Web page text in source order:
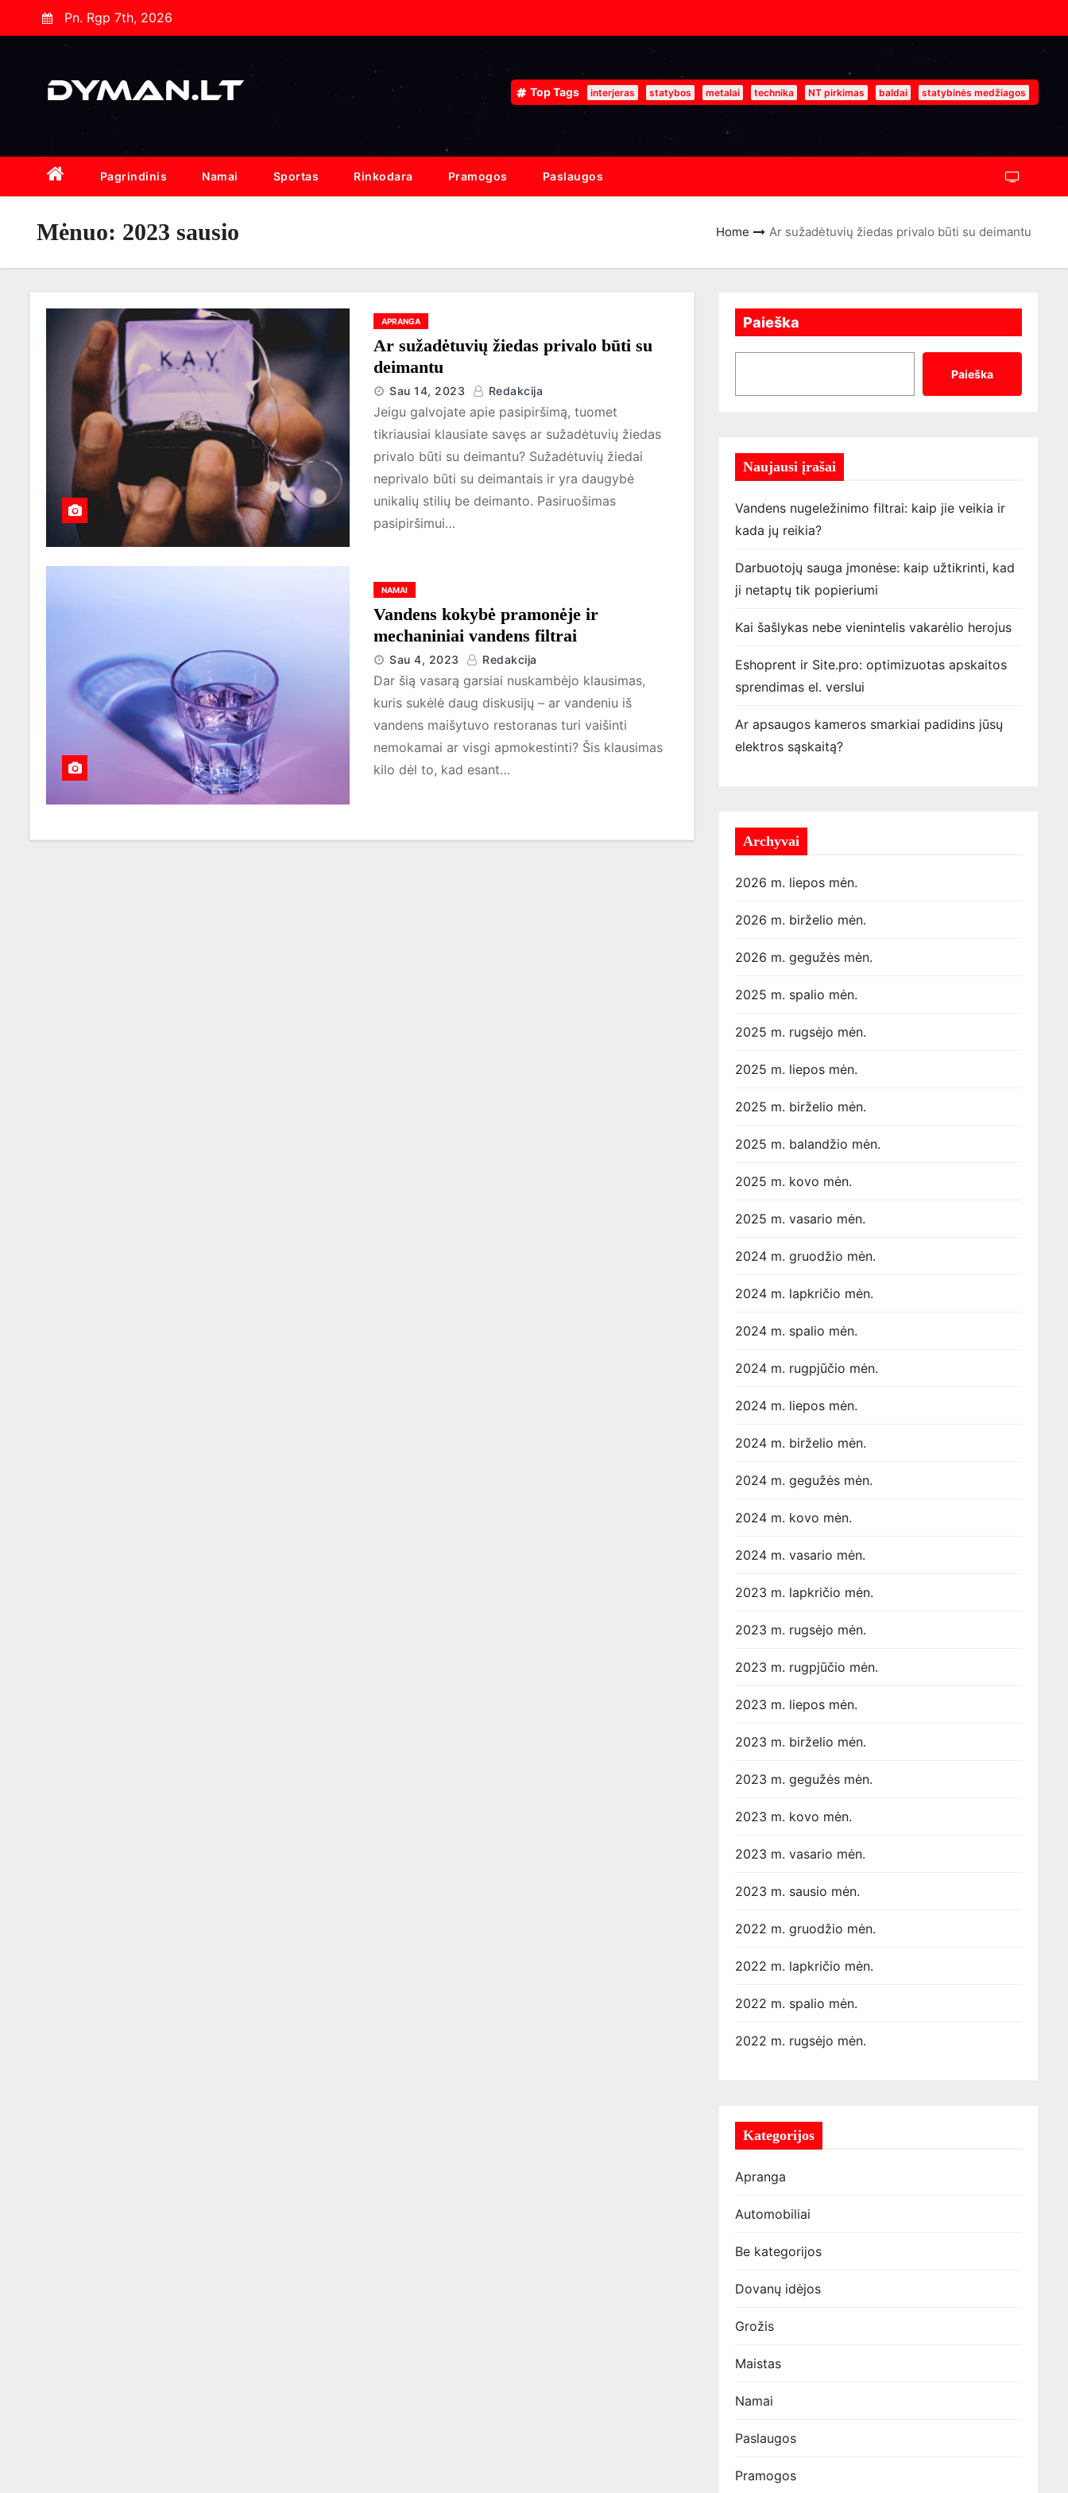
k
Pn. Rgp 7th, 2026
Top Tags interjeras statybos metalai technika NT pirkimas baldai statybinės medžiagos
Pagrindinis Namai Sportas Rinkodara Pramogos Paslaugos
Mėnuo: 2023 sausio Home Ar sužadėtuvių žiedas privalo būti su deimantu
APRANGA
Ar sužadėtuvių žiedas privalo būti su
deimantu
Sau 14, 2023 Redakcija
Jeigu galvojate apie pasipiršimą, tuomet
tikriausiai klausiate savęs ar sužadėtuvių žiedas
privalo būti su deimantu? Sužadėtuvių žiedai
neprivalo būti su deimantais ir yra daugybė
unikalių stilių be deimanto. Pasiruošimas
pasipiršimui…
NAMAI
Vandens kokybė pramonėje ir
mechaniniai vandens filtrai
Sau 4, 2023 Redakcija
Dar šią vasarą garsiai nuskambėjo klausimas,
kuris sukėlė daug diskusijų – ar vandeniu iš
vandens maišytuvo restoranas turi vaišinti
nemokamai ar visgi apmokestinti? Šis klausimas
kilo dėl to, kad esant…
Paieška
Paieška
Naujausi įrašai
Vandens nugeležinimo filtrai: kaip jie veikia ir
kada jų reikia?
Darbuotojų sauga įmonėse: kaip užtikrinti, kad
ji netaptų tik popieriumi
Kai šašlykas nebe vienintelis vakarėlio herojus
Eshoprent ir Site.pro: optimizuotas apskaitos
sprendimas el. verslui
Ar apsaugos kameros smarkiai padidins jūsų
elektros sąskaitą?
Archyvai
2026 m. liepos mėn.
2026 m. birželio mėn.
2026 m. gegužės mėn.
2025 m. spalio mėn.
2025 m. rugsėjo mėn.
2025 m. liepos mėn.
2025 m. birželio mėn.
2025 m. balandžio mėn.
2025 m. kovo mėn.
2025 m. vasario mėn.
2024 m. gruodžio mėn.
2024 m. lapkričio mėn.
2024 m. spalio mėn.
2024 m. rugpjūčio mėn.
2024 m. liepos mėn.
2024 m. birželio mėn.
2024 m. gegužės mėn.
2024 m. kovo mėn.
2024 m. vasario mėn.
2023 m. lapkričio mėn.
2023 m. rugsėjo mėn.
2023 m. rugpjūčio mėn.
2023 m. liepos mėn.
2023 m. birželio mėn.
2023 m. gegužės mėn.
2023 m. kovo mėn.
2023 m. vasario mėn.
2023 m. sausio mėn.
2022 m. gruodžio mėn.
2022 m. lapkričio mėn.
2022 m. spalio mėn.
2022 m. rugsėjo mėn.
Kategorijos
Apranga
Automobiliai
Be kategorijos
Dovanų idėjos
Grožis
Maistas
Namai
Paslaugos
Pramogos